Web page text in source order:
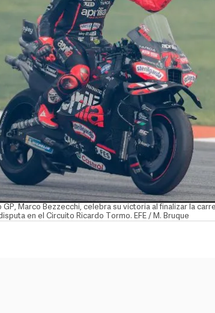
Marco Bezzecchi, celebra su victoria al finalizar la
en el Circuito Ricardo Tormo. EFE / M. Bruque